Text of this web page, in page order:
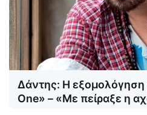
Δάντης: Η εξομολόγηση
One» – «Με πείραξε η